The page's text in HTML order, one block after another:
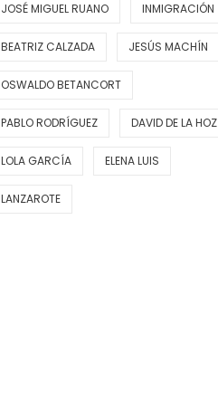
JOSÉ MIGUEL RUANO INMIGRACIÓN
BEATRIZ CALZADA JESÚS MACHÍN
OSWALDO BETANCORT
PABLO RODRÍGUEZ DAVID DE LA HOZ
LOLA GARCÍA ELENA LUIS
LANZAROTE